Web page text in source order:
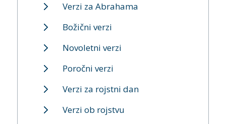
Verzi za Abrahama
Božični verzi
Novoletni verzi
Poročni verzi
Verzi za rojstni dan
Verzi ob rojstvu